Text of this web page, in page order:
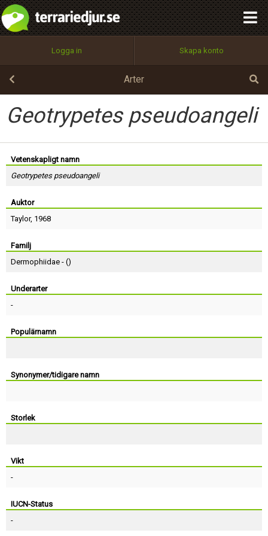
Logga in Skapa konto
Arter
Geotrypetes pseudoangeli
Vetenskapligt namn
Geotrypetes pseudoangeli
Auktor
Taylor, 1968
Familj
Dermophiidae - ()
Underarter
-
Populärnamn
Synonymer/tidigare namn
Storlek
Vikt
-
IUCN-Status
-
Utför
100%
OK
integritetspolicy
Namn:
Epost:
Användarnamn:
Lösenord:
Terms of Service
Begär nytt lösenord
Tillbaka till förstasidan